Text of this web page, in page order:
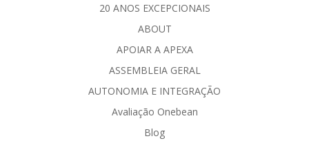
20 ANOS EXCEPCIONAIS
ABOUT
APOIAR A APEXA
ASSEMBLEIA GERAL
AUTONOMIA E INTEGRAÇÃO
Avaliação Onebean
Blog